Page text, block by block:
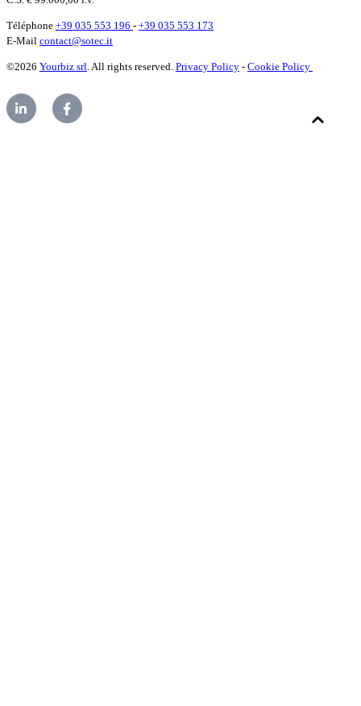
Téléphone +39 035 553 196 - +39 035 553 173
E-Mail contact@sotec.it
©2026 Yourbiz srl. All rights reserved. Privacy Policy - Cookie Policy